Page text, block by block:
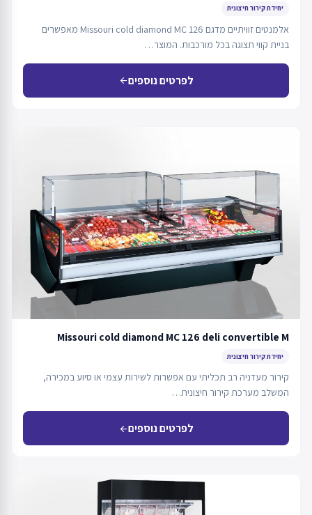
יחידת קירור חיצונית
אלמנטים זוויתיים מדגם Missouri cold diamond MC 126 מאפשרים
בניית קווי תצוגה בכל מורכבות. המוצר…
לפרטים נוספיםarrow_back
Missouri cold diamond MC 126 deli convertible M
יחידת קירור חיצונית
קירור מעדניה רב תכליתי עם אפשרות לשירות עצמי או סיוע במכירה,
המשלב מערכת קירור חיצונית…
לפרטים נוספיםarrow_back